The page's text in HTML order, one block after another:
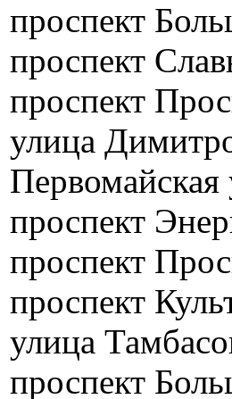
проспект
проспект
проспект
улица
Первомайская
проспект
проспект
проспект
улица
проспект